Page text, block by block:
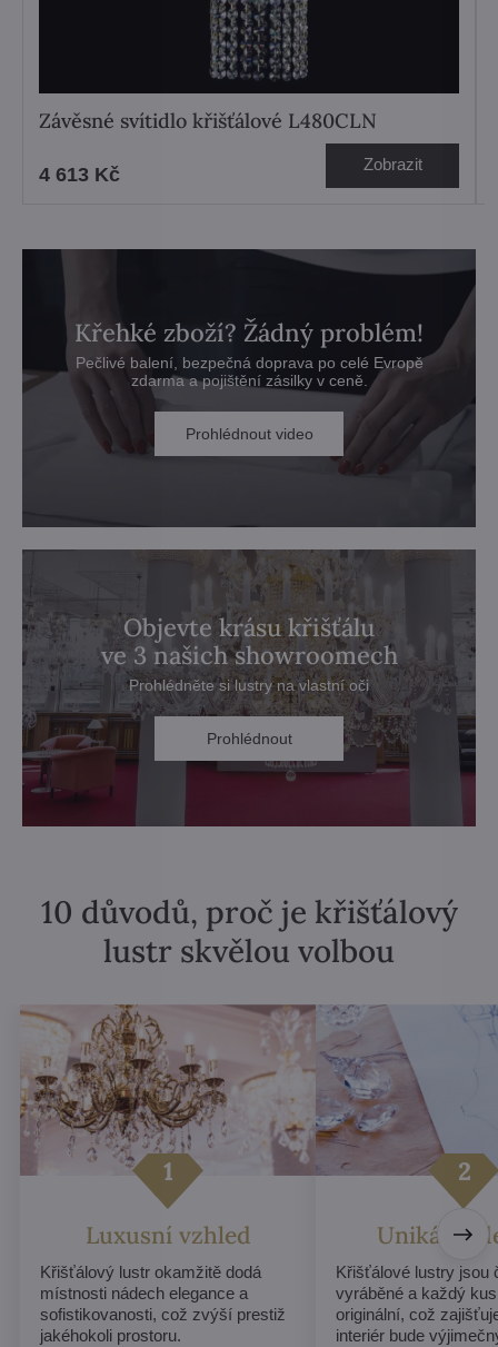
Závěsné svítidlo křišťálové L480CLN
4 613 Kč Zobrazit
Křehké zboží? Žádný problém!
Pečlivé balení, bezpečná doprava po celé Evropě
zdarma a pojištění zásilky v ceně.
Prohlédnout video
Objevte krásu křišťálu
ve 3 našich showroomech
Prohlédněte si lustry na vlastní oči
Prohlédnout
10 důvodů, proč je křišťálový
lustr skvělou volbou
Luxusní vzhled
Křišťálový lustr okamžitě dodá
místnosti nádech elegance a
sofistikovanosti, což zvýší prestiž
jakéhokoli prostoru.
Unikátní
Křišťálové lustry jsou
vyráběné a každý
originální, což
interiér bude